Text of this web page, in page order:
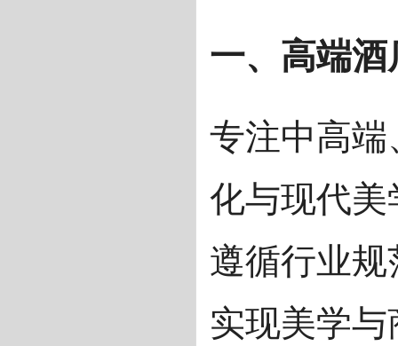
一、高端
专注中高
化与现代
遵循行业
实现美学